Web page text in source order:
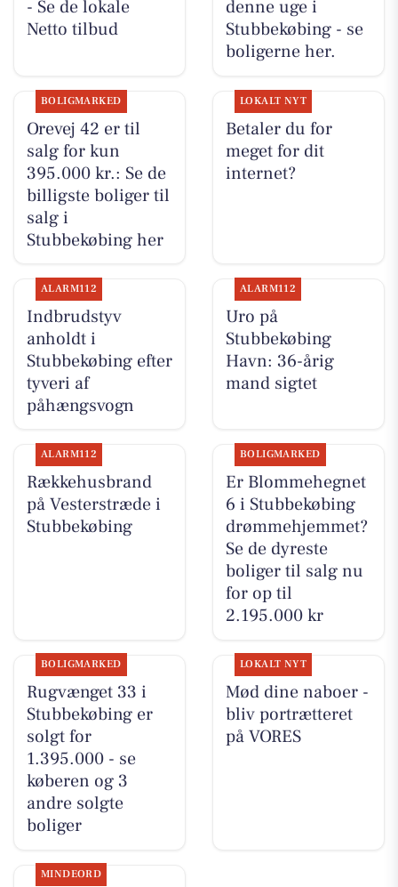
- Se de lokale
Netto tilbud
denne uge i
Stubbekøbing - se
boligerne her.
BOLIGMARKED
Orevej 42 er til
salg for kun
395.000 kr.: Se de
billigste boliger til
salg i
Stubbekøbing her
LOKALT NYT
Betaler du for
meget for dit
internet?
ALARM112
Indbrudstyv
anholdt i
Stubbekøbing efter
tyveri af
påhængsvogn
ALARM112
Uro på
Stubbekøbing
Havn: 36-årig
mand sigtet
ALARM112
Rækkehusbrand
på Vesterstræde i
Stubbekøbing
BOLIGMARKED
Er Blommehegnet
6 i Stubbekøbing
drømmehjemmet?
Se de dyreste
boliger til salg nu
for op til
2.195.000 kr
BOLIGMARKED
Rugvænget 33 i
Stubbekøbing er
solgt for
1.395.000 - se
køberen og 3
andre solgte
boliger
LOKALT NYT
Mød dine naboer -
bliv portrætteret
på VORES
MINDEORD